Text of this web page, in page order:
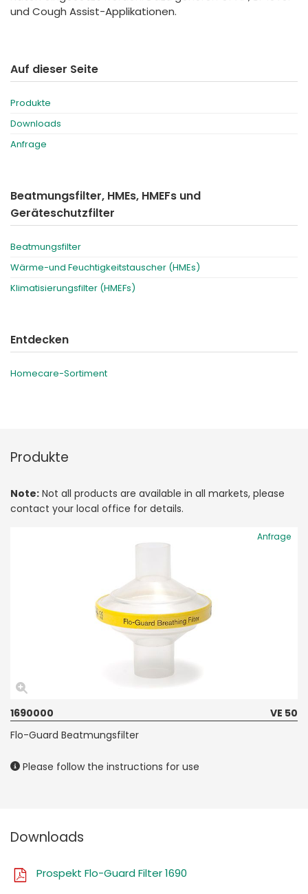
und Cough Assist-Applikationen.
Auf dieser Seite
Produkte
Downloads
Anfrage
Beatmungsfilter, HMEs, HMEFs und
Geräteschutzfilter
Beatmungsfilter
Wärme-und Feuchtigkeitstauscher (HMEs)
Klimatisierungsfilter (HMEFs)
Entdecken
Homecare-Sortiment
Produkte
Note: Not all products are available in all markets, please
contact your local office for details.
Anfrage
1690000
VE 50
Flo-Guard Beatmungsfilter
Please follow the instructions for use
Downloads
Prospekt Flo-Guard Filter 1690